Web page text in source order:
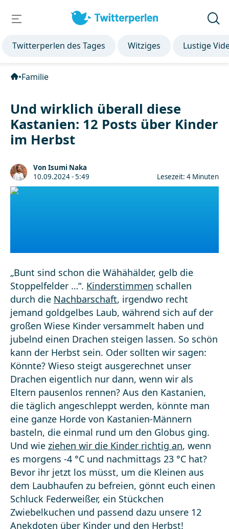
Twitterperlen des Tages Witziges Lustige
•Familie
Und wirklich überall diese
Kastanien: 12 Posts über Kinder
im Herbst
Von Isumi Naka
10.09.2024 - 5:49
Lesezeit: 4 Minuten
„Bunt sind schon die Wähähälder, gelb die
Stoppelfelder …“. Kinderstimmen schallen
durch die Nachbarschaft, irgendwo recht
jemand goldgelbes Laub, während sich auf der
großen Wiese Kinder versammelt haben und
jubelnd einen Drachen steigen lassen. So schön
kann der Herbst sein. Oder sollten wir sagen:
Könnte? Wieso steigt ausgerechnet unser
Drachen eigentlich nur dann, wenn wir als
Eltern pausenlos rennen? Aus den Kastanien,
die täglich angeschleppt werden, könnte man
eine ganze Horde von Kastanien-Männern
basteln, die einmal rund um den Globus ging.
Und wie ziehen wir die Kinder richtig an, wenn
es morgens -4 °C und nachmittags 23 °C hat?
Bevor ihr jetzt los müsst, um die Kleinen aus
dem Laubhaufen zu befreien, gönnt euch einen
Schluck Federweißer, ein Stückchen
Zwiebelkuchen und passend dazu unsere 12
Anekdoten über Kinder und den Herbst!